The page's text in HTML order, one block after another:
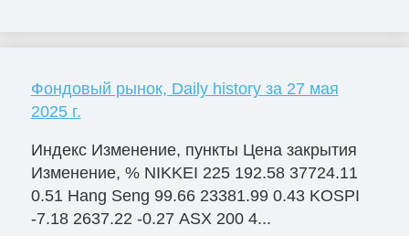
Фондовый рынок, Daily history за 27 мая
2025 г.
Индекс Изменение, пункты Цена закрытия
Изменение, % NIKKEI 225 192.58 37724.11
0.51 Hang Seng 99.66 23381.99 0.43 KOSPI
-7.18 2637.22 -0.27 ASX 200 4...